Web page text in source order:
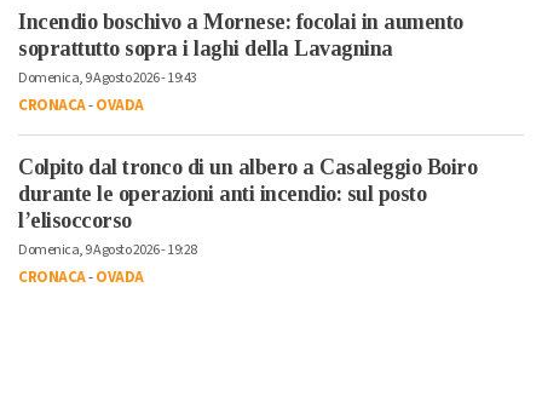
Incendio boschivo a Mornese: focolai in aumento
soprattutto sopra i laghi della Lavagnina
Domenica, 9 Agosto 2026 - 19:43
CRONACA-OVADA
Colpito dal tronco di un albero a Casaleggio Boiro
durante le operazioni anti incendio: sul posto
l’elisoccorso
Domenica, 9 Agosto 2026 - 19:28
CRONACA-OVADA